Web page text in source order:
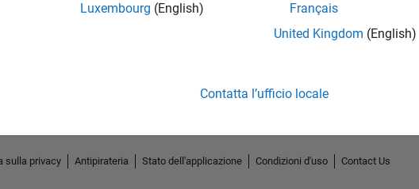
No Endorsements received
Luxembourg (English)
Français
United Kingdom (English)
Contatta l’ufficio locale
sulla privacy Antipirateria Stato dell'applicazione Condizioni d'uso
Contact Us